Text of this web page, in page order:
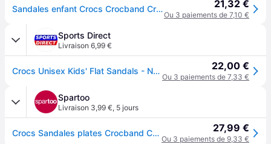
Sandales enfant Crocs Crocband Cruiser - Bleu 21,32 €
Ou 3 paiements de 7,10 €
Sports Direct
Livraison 6,99 €
Crocs Unisex Kids' Flat Sandals - Navy/Rouge universitaire 22,00 €
Ou 3 paiements de 7,33 €
Spartoo
Livraison 3,99 €, 5 jours
Crocs Sandales plates Crocband Cruiser Sandal T - 24 / 25 27,99 €
Ou 3 paiements de 9,33 €